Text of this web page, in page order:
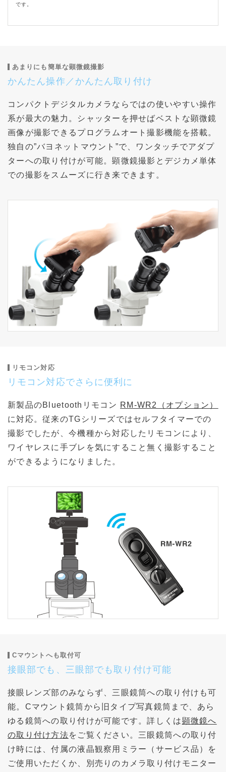
です。
あまりにも簡単な顕微鏡撮影
かんたん操作／かんたん取り付け
コンパクトデジタルカメラならではの使いやすい操作
系が最大の魅力。シャッターを押せばベストな顕微鏡
画像が撮影できるプログラムオート撮影機能を搭載。
独自の”バヨネットマウント”で、ワンタッチでアダプ
ターへの取り付けが可能。顕微鏡撮影とデジカメ単体
での撮影をスムーズに行き来できます。
リモコン対応
リモコン対応でさらに便利に
新製品のBluetoothリモコン RM-WR2（オプション）
に対応。従来のTGシリーズではセルフタイマーでの
撮影でしたが、今機種から対応したリモコンにより、
ワイヤレスに手ブレを気にすること無く撮影すること
ができるようになりました。
Cマウントへも取付可
接眼部でも、三眼部でも取り付け可能
接眼レンズ部のみならず、三眼鏡筒への取り付けも可
能。Cマウント鏡筒から旧タイプ写真鏡筒まで、あら
ゆる鏡筒への取り付けが可能です。詳しくは顕微鏡へ
の取り付け方法をご覧ください。三眼鏡筒への取り付
け時には、付属の液晶観察用ミラー（サービス品）を
ご使用いただくか、別売りのカメラ取り付けモニター